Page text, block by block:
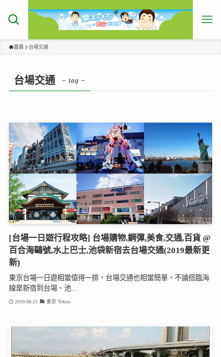
首頁 台場交通
台場交通 – tag –
[台場一日遊行程攻略] 台場購物,鋼彈,美食,交通,百貨 @
百合海鷗號,水上巴士,池袋新宿去台場交通(2019最新更
新)
東京台場一日遊相當值得一排，台場交通也相當簡單，不論搭臨海
線是新宿到台場、池...
2019-08-21 東京 Tokyo